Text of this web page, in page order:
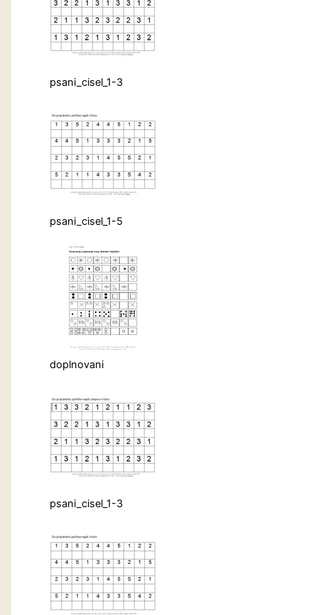
psani_cisel_1-3
psani_cisel_1-5
doplnovani
psani_cisel_1-3